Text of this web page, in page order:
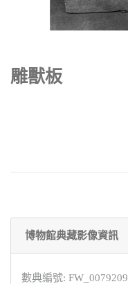
雕獸板
博物館典藏影像資訊
數典編號: FW_0079209